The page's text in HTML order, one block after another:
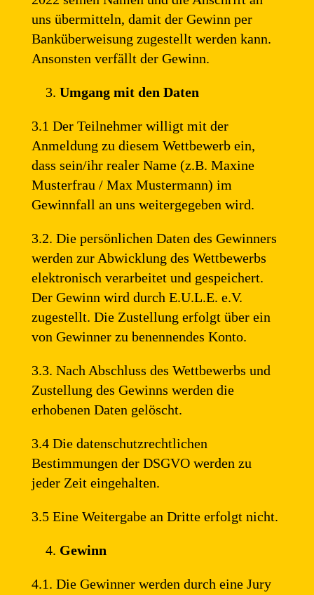
uns übermitteln, damit der Gewinn per
Banküberweisung zugestellt werden kann.
Ansonsten verfällt der Gewinn.
Umgang mit den Daten
3.1 Der Teilnehmer willigt mit der
Anmeldung zu diesem Wettbewerb ein,
dass sein/ihr realer Name (z.B. Maxine
Musterfrau / Max Mustermann) im
Gewinnfall an uns weitergegeben wird.
3.2. Die persönlichen Daten des Gewinners
werden zur Abwicklung des Wettbewerbs
elektronisch verarbeitet und gespeichert.
Der Gewinn wird durch E.U.L.E. e.V.
zugestellt. Die Zustellung erfolgt über ein
von Gewinner zu benennendes Konto.
3.3. Nach Abschluss des Wettbewerbs und
Zustellung des Gewinns werden die
erhobenen Daten gelöscht.
3.4 Die datenschutzrechtlichen
Bestimmungen der DSGVO werden zu
jeder Zeit eingehalten.
3.5 Eine Weitergabe an Dritte erfolgt nicht.
Gewinn
4.1. Die Gewinner werden durch eine Jury